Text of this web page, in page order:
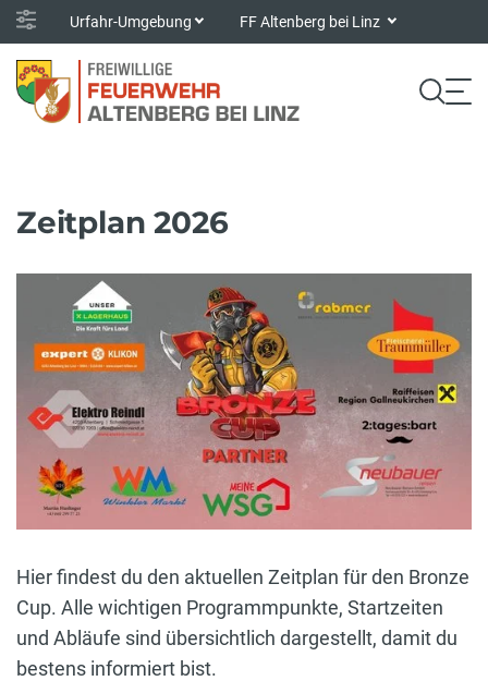
Urfahr-Umgebung FF Altenberg bei Linz
Zeitplan 2026
Hier findest du den aktuellen Zeitplan für den Bronze
Cup. Alle wichtigen Programmpunkte, Startzeiten
und Abläufe sind übersichtlich dargestellt, damit du
bestens informiert bist.